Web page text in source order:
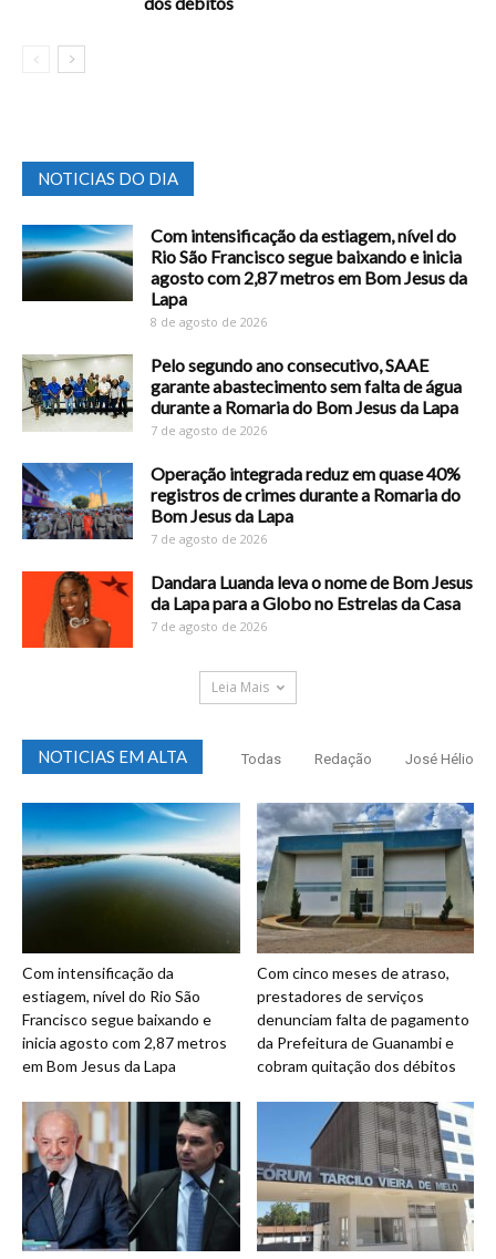
NOTICIAS DO DIA
Com intensificação da estiagem, nível do
Rio São Francisco segue baixando e inicia
agosto com 2,87 metros em Bom Jesus da
Lapa
8 de agosto de 2026
Pelo segundo ano consecutivo, SAAE
garante abastecimento sem falta de água
durante a Romaria do Bom Jesus da Lapa
7 de agosto de 2026
Operação integrada reduz em quase 40%
registros de crimes durante a Romaria do
Bom Jesus da Lapa
7 de agosto de 2026
Dandara Luanda leva o nome de Bom Jesus
da Lapa para a Globo no Estrelas da Casa
7 de agosto de 2026
Leia Mais
NOTICIAS EM ALTA Todas Redação José Hélio
Com intensificação da
estiagem, nível do Rio São
Francisco segue baixando e
inicia agosto com 2,87 metros
em Bom Jesus da Lapa
Com cinco meses de atraso,
prestadores de serviços
denunciam falta de pagamento
da Prefeitura de Guanambi e
cobram quitação dos débitos